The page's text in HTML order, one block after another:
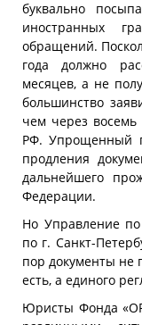
буквально
иностранных
обращений.
года должно
месяцев, а не
большинство
чем через восемь
РФ. Упрощенный
продления
дальнейшего
Федерации.
Но Управление
по г. Санкт-
пор документы не
есть, а единого
Юристы Фонда